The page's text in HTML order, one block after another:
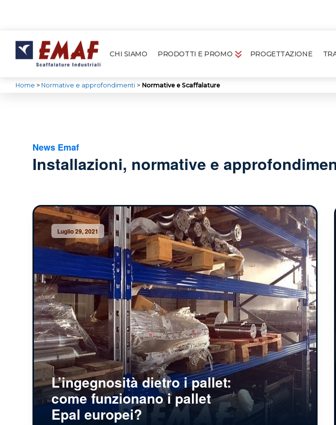
CHI SIAMO PRODOTTI E PROMO PROGETTAZIONE
Home > Normative e approfondimenti > Normative e Scaffalature
News Emaf
Installazioni, normative e
Luglio 29, 2021
L’ingegnosità dietro i pallet:
come funzionano i pallet
Epal europei?